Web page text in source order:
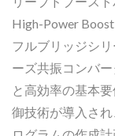
High-Power
フルブリッジシ
ーズ共振コンバ
と高効率の基本
御技術が導入さ